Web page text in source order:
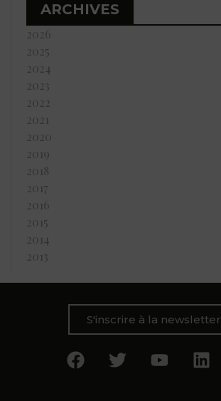
ARCHIVES
2026
2025
2024
2023
2022
2021
2020
2019
2018
2017
2016
2015
2014
2013
S'inscrire à la newsletter